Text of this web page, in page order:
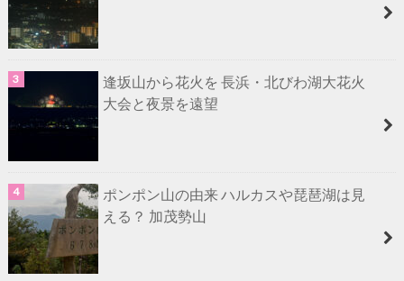
逢坂山から花火を 長浜・北びわ湖大花火
大会と夜景を遠望
ポンポン山の由来 ハルカスや琵琶湖は見
える？ 加茂勢山